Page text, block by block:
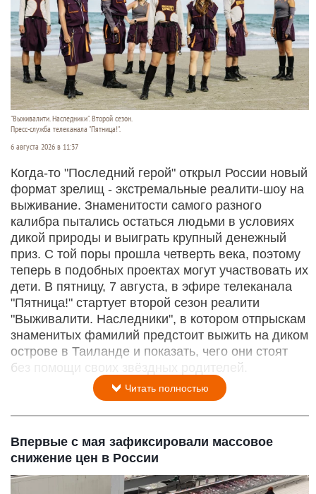
"Выживалити. Наследники". Второй сезон.
Пресс-служба телеканала "Пятница!".
6 августа 2026 в 11:37
Когда-то "Последний герой" открыл России новый
формат зрелищ - экстремальные реалити-шоу на
выживание. Знаменитости самого разного
калибра пытались остаться людьми в условиях
дикой природы и выиграть крупный денежный
приз. С той поры прошла четверть века, поэтому
теперь в подобных проектах могут участвовать их
дети. В пятницу, 7 августа, в эфире телеканала
"Пятница!" стартует второй сезон реалити
"Выживалити. Наследники", в котором отпрыскам
знаменитых фамилий предстоит выжить на диком
острове в Таиланде и показать, чего они стоят
без помощи своих звёздных родителей.
Читать полностью
Впервые с мая зафиксировали массовое
снижение цен в России